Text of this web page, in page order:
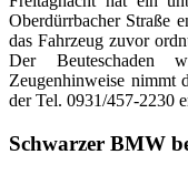
Oberdürrbacher Straße
das Fahrzeug zuvor
Der
Zeugenhinweise nimmt
der Tel. 0931/457-2230
Schwarzer BMW